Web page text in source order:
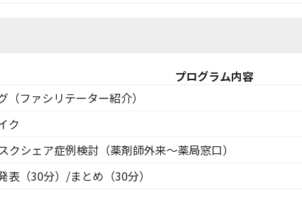
プログラム内容
（ファシリテーター紹介）
ク
クシェア症例検討（薬剤師外来～薬局窓口）
表（30分）/まとめ（30分）